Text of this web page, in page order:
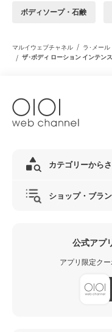
ボディソープ・石鹸
マルイウェブチャネル / ラ･メール
/ ザ･ボディ ローション インテンス
カテゴリーから
ショップ・ブラ
公式アプ
アプリ限定ク